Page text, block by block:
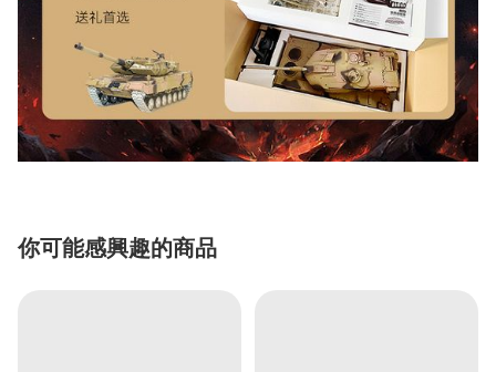
你可能感興趣的商品